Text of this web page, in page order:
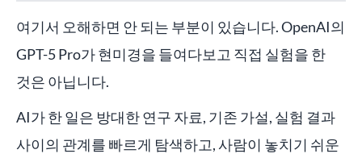
여기서 오해하면 안 되는 부분이 있습니다. OpenAI의
GPT-5 Pro가 현미경을 들여다보고 직접 실험을 한
것은 아닙니다.
AI가 한 일은 방대한 연구 자료, 기존 가설, 실험 결과
사이의 관계를 빠르게 탐색하고, 사람이 놓치기 쉬운